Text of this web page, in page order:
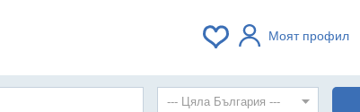
Моят профил